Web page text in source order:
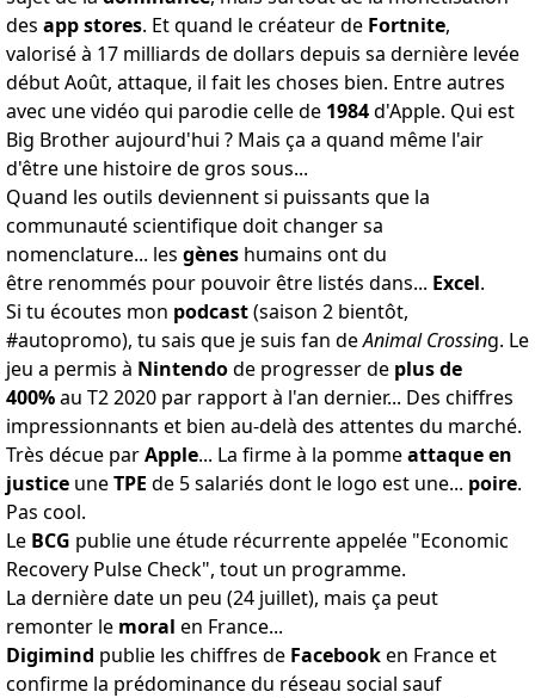
des app stores. Et quand le créateur de Fortnite,
valorisé à 17 milliards de dollars depuis sa dernière levée
début Août, attaque, il fait les choses bien. Entre autres
avec unevidéo qui parodie celle de 1984d'Apple. Qui est
Big Brother aujourd'hui ? Mais ça a quand même l'air
d'être une histoire degros sous...
Quand les outils deviennent si puissants que la
communauté scientifique doit changer sa
nomenclature... les gènes humains ont du
être renommés pour pouvoir être listés dans... Excel.
Si tu écoutes mon podcast(saison 2 bientôt,
#autopromo), tu sais que je suis fan deAnimal Crossing. Le
jeu a permis à Nintendode progresserde plus de
400%au T2 2020 par rapport à l'an dernier... Des chiffres
impressionnants et bien au-delà des attentes du marché.
Très décue parApple... La firme à la pommeattaque en
justice uneTPE de 5 salariés dont le logo est une... poire.
Pas cool.
Le BCG publie une étude récurrente appelée "Economic
Recovery Pulse Check", tout un programme.
La dernièredate un peu (24 juillet), mais ça peut
remonter le moral en France...
Digimind publie les chiffres de Facebooken France et
confirme la prédominance du réseau social sauf